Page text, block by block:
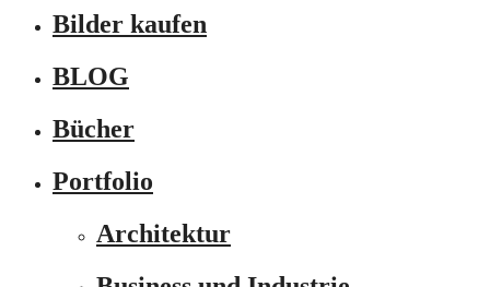
Bilder kaufen
BLOG
Bücher
Portfolio
Architektur